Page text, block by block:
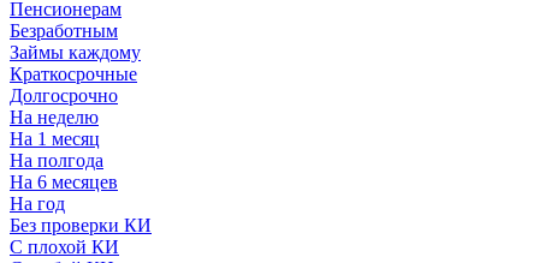
Пенсионерам
Безработным
Займы каждому
Краткосрочные
Долгосрочно
На неделю
На 1 месяц
На полгода
На 6 месяцев
На год
Без проверки КИ
С плохой КИ